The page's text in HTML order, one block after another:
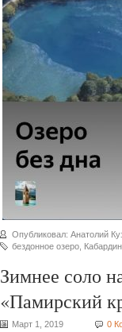
Опубликовал: Анатолий
бездонное озеро
Зимнее соло
«Памирский
Март 1, 2019 0